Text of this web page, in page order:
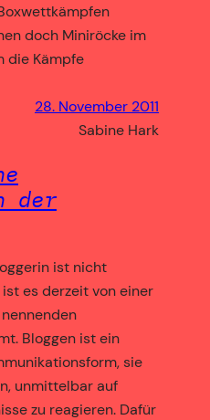
doch Miniröcke im
die Kämpfe
28. November 2011
Sabine Hark
der
ist nicht
es derzeit von einer
Bloggen ist ein
sie
unmittelbar auf
zu reagieren. Dafür